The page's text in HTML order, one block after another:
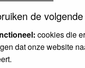
de
cookies die
dat onze website
over Birdpix